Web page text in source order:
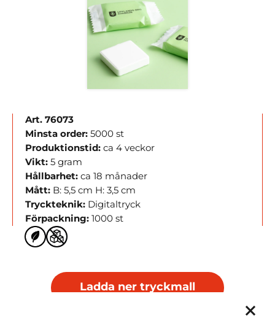
Art. 76073
Minsta order:5000 st
Produktionstid:ca 4 veckor
Vikt:5 gram
Hållbarhet:ca 18 månader
Mått: B: 5,5 cm H: 3,5 cm
Tryckteknik: Digitaltryck
Förpackning:1000 st
Ladda ner tryckmall